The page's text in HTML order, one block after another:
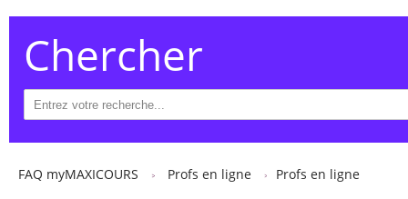
Chercher
FAQ myMAXICOURS Profs en ligne Profs en ligne